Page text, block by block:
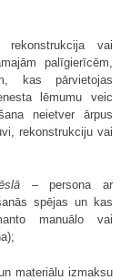
vai
palīgierīcēm,
kas pārvietojas
lēmumu veic
neietver ārpus
rekonstrukciju vai
– persona ar
spējas un kas
manuālo vai
materiālu izmaksu